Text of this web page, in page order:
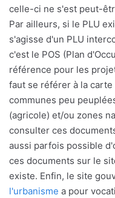
celle-ci ne s'est peut-
Par ailleurs, si le PLU
s'agisse d'un PLU
c'est le POS (Plan
référence pour les
faut se référer à la
communes peu
(agricole) et/ou zones
consulter ces
aussi parfois possible
ces documents sur le
existe. Enfin, le site
l'urbanisme a pour